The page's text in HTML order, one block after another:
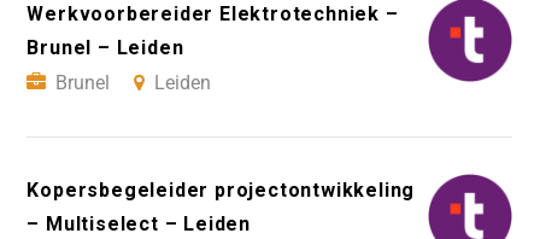
Werkvoorbereider Elektrotechniek –
Brunel – Leiden
Brunel
Leiden
Kopersbegeleider projectontwikkeling
– Multiselect – Leiden